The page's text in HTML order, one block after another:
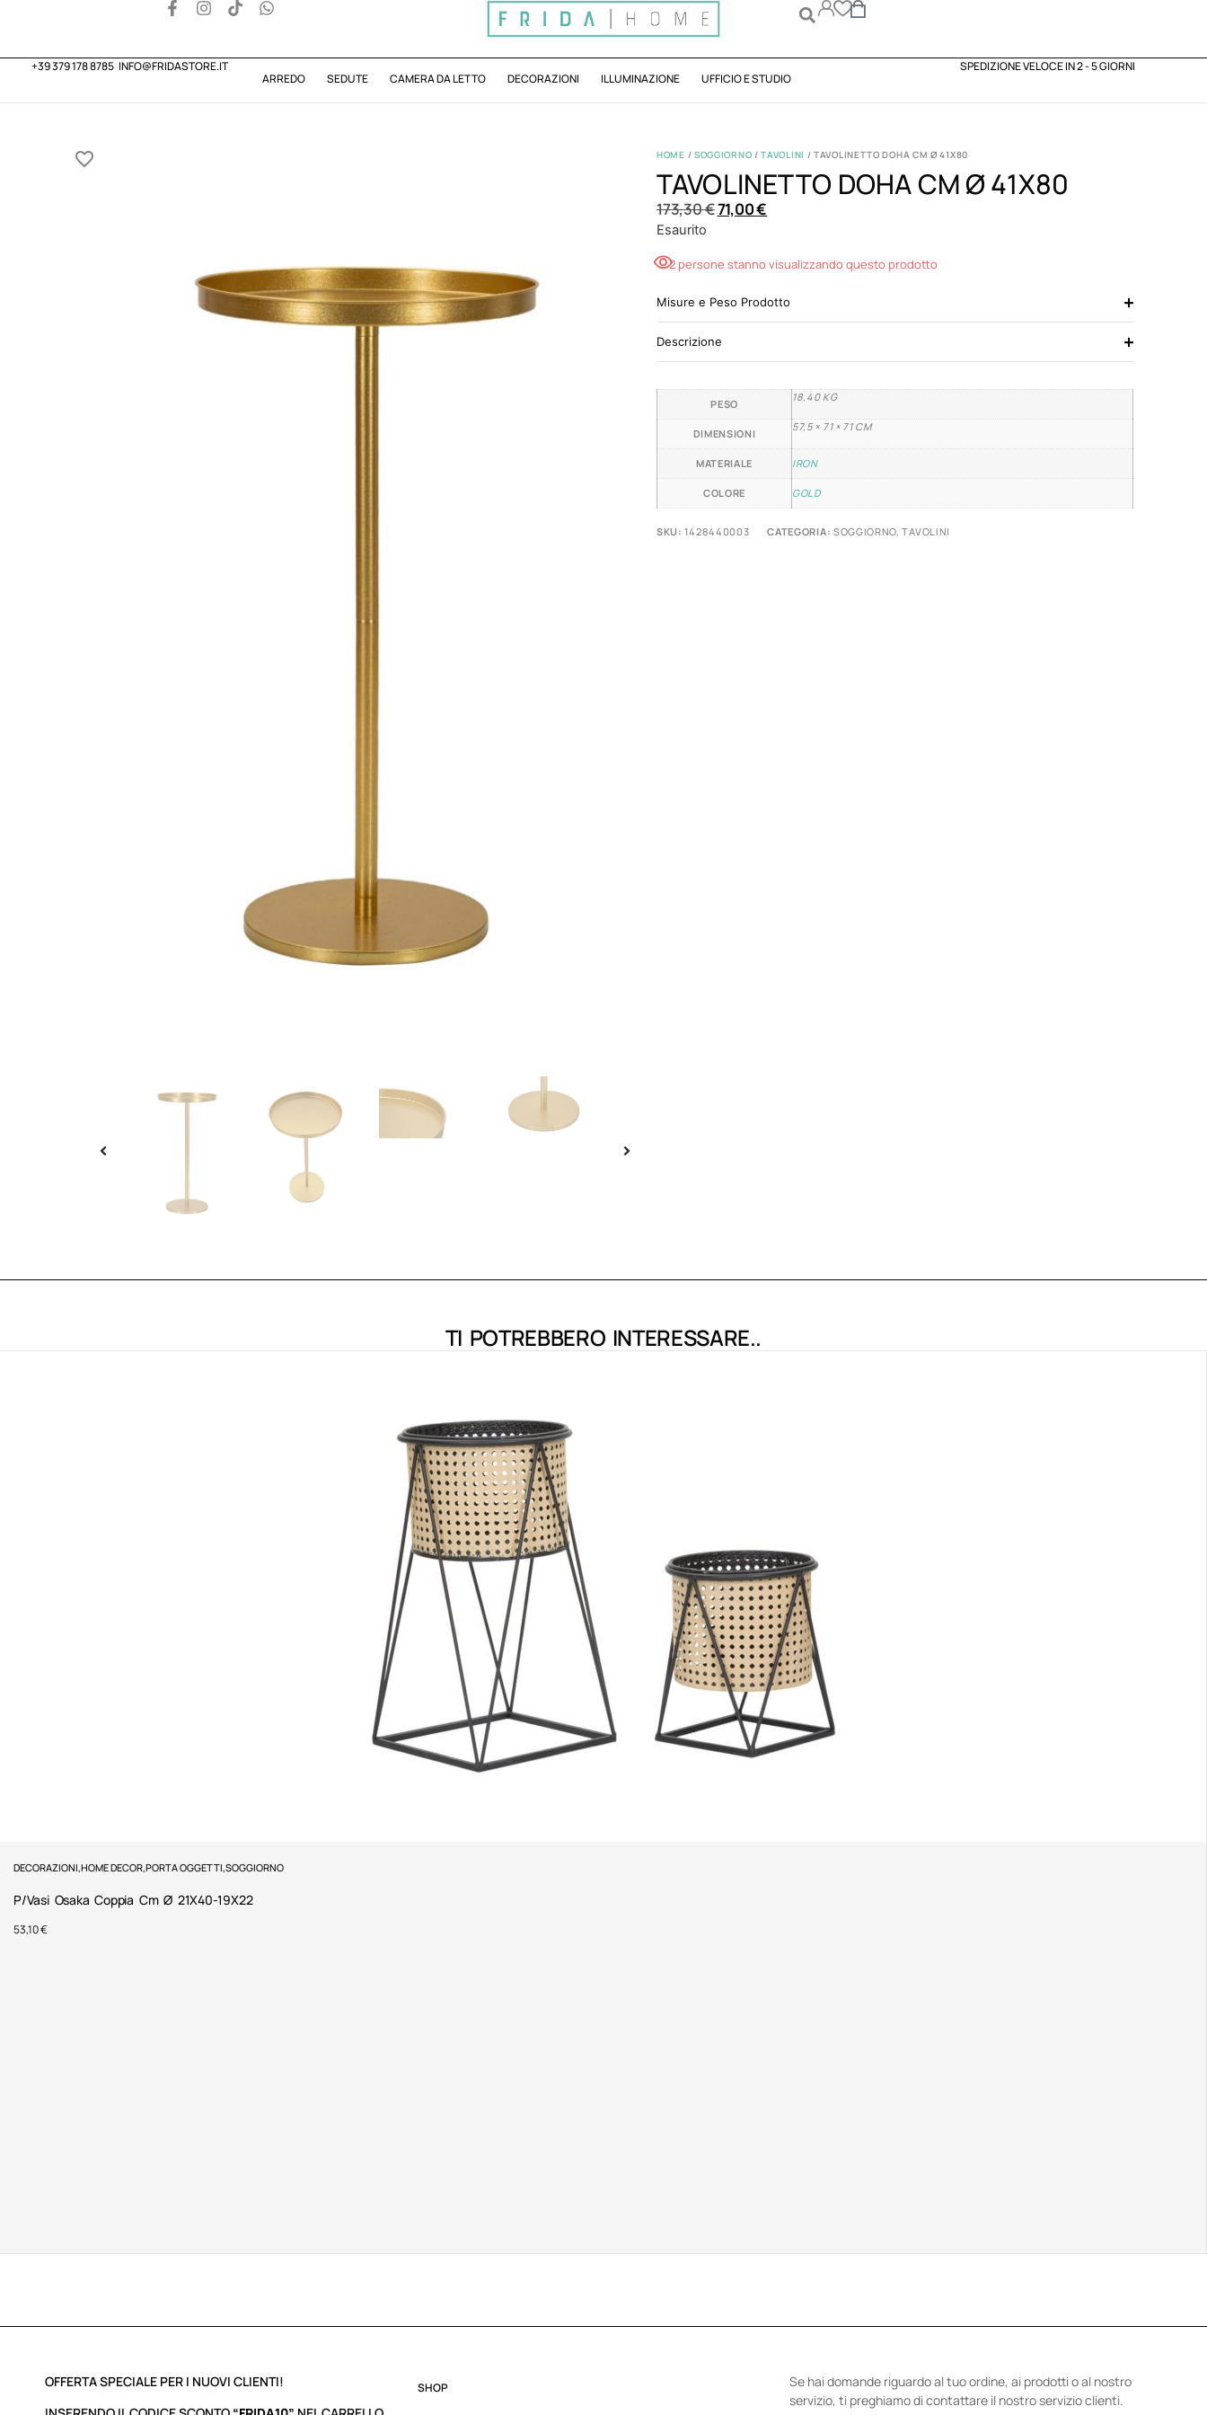
+39 379 178 8785 INFO@FRIDASTORE.IT
ARREDO
SEDUTE CAMERA DA LETTO DECORAZIONI ILLUMINAZIONE UFFICIO E STUDIO
SPEDIZIONE VELOCE IN 2 - 5 GIORNI
HOME / SOGGIORNO /TAVOLINI / TAVOLINETTO DOHA CM Ø 41X80
TAVOLINETTO DOHA CM Ø 41X80
173,30€71,00€
Esaurito
2 persone stanno visualizzando questo prodotto
Misure e Peso Prodotto
Descrizione
PESO
18,40 KG
DIMENSIONI
57,5 × 71 × 71 CM
MATERIALE IRON
COLORE GOLD
SKU:1428440003 CATEGORIA: SOGGIORNO,TAVOLINI
TI POTREBBERO INTERESSARE..
DECORAZIONI,HOME DECOR,PORTA OGGETTI,SOGGIORNO
P/Vasi Osaka Coppia Cm Ø 21X40-19X22
53,10€
OFFERTA SPECIALE PER I NUOVI CLIENTI!
SHOP
Se hai domande riguardo al tuo ordine, ai prodotti o al nostro
servizio, ti preghiamo di contattare il nostro servizio clienti.